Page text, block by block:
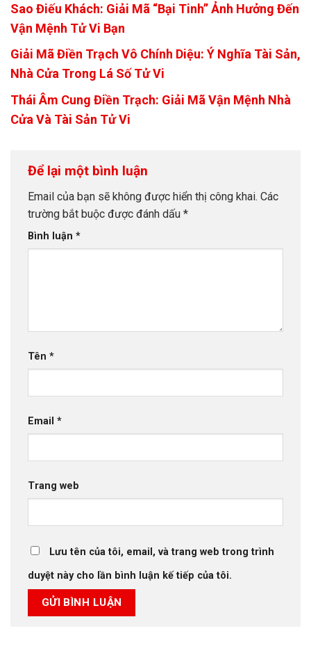
Sao Điếu Khách: Giải Mã “Bại Tinh” Ảnh Hưởng Đến
Vận Mệnh Tử Vi Bạn
Giải Mã Điền Trạch Vô Chính Diệu: Ý Nghĩa Tài Sản,
Nhà Cửa Trong Lá Số Tử Vi
Thái Âm Cung Điền Trạch: Giải Mã Vận Mệnh Nhà
Cửa Và Tài Sản Tử Vi
Để lại một bình luận
Email của bạn sẽ không được hiển thị công khai. Các
trường bắt buộc được đánh dấu *
Bình luận *
Tên *
Email *
Trang web
Lưu tên của tôi, email, và trang web trong trình
duyệt này cho lần bình luận kế tiếp của tôi.